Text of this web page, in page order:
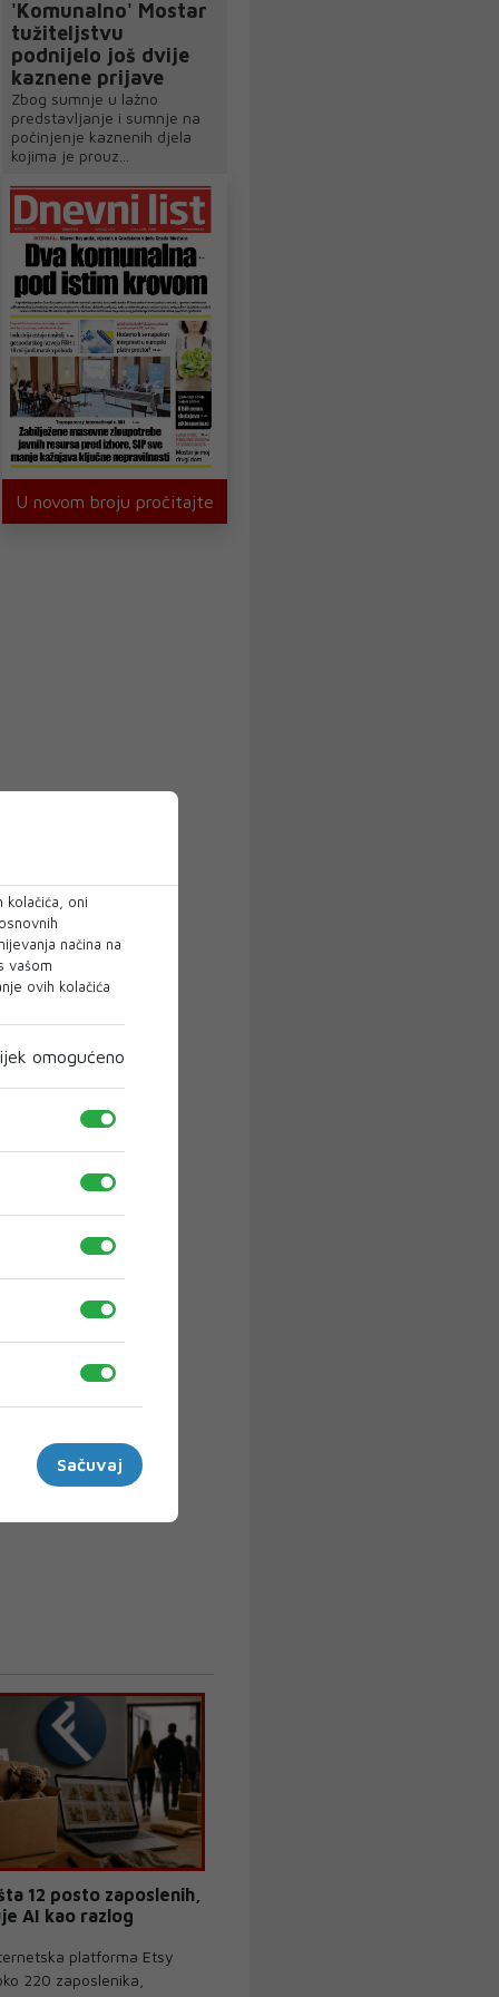
'Komunalno' Mostar
tužiteljstvu
podnijelo još dvije
kaznene prijave
Zbog sumnje u lažno
predstavljanje i sumnje na
počinjenje kaznenih djela
kojima je prouz...
U novom broju pročitajte
12 posto zaposlenih,
AI kao razlog
platforma Etsy
220 zaposlenika,
oni
načina na
vašom
ovih kolačića
omogućeno
Sačuvaj